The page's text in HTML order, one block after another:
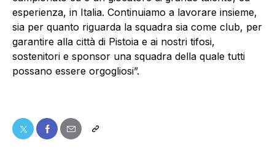
esperienza, in Italia. Continuiamo a lavorare insieme,
sia per quanto riguarda la squadra sia come club, per
garantire alla città di Pistoia e ai nostri tifosi,
sostenitori e sponsor una squadra della quale tutti
possano essere orgogliosi”.